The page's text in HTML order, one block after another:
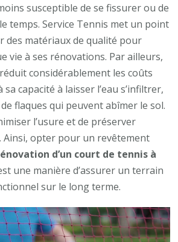
susceptible de se fissurer ou de
temps. Service Tennis met un point
des matériaux de qualité pour
vie à ses rénovations. Par ailleurs,
considérablement les coûts
sa capacité à laisser l’eau s’infiltrer,
flaques qui peuvent abîmer le sol.
l’usure et de préserver
Ainsi, opter pour un revêtement
d’un court de tennis à
une manière d’assurer un terrain
sur le long terme.